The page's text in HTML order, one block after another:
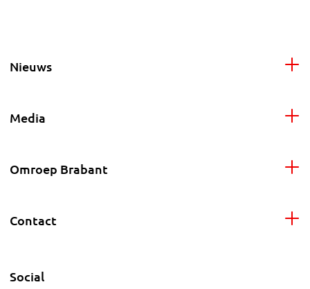
Nieuws
Media
Omroep Brabant
Contact
Social